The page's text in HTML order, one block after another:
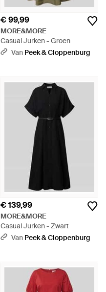
€ 99,99
MORE&MORE
Casual Jurken - Groen
Van Peek & Cloppenburg
€ 139,99
MORE&MORE
Casual Jurken - Zwart
Van Peek & Cloppenburg